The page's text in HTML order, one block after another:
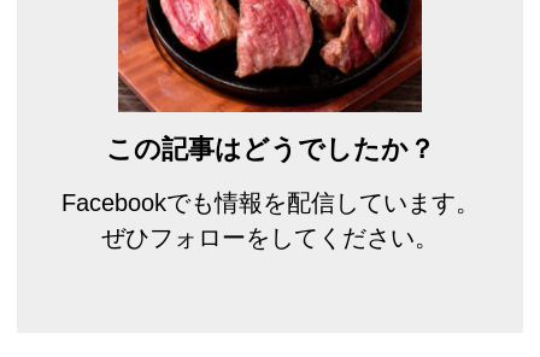
この記事はどうでしたか？
Facebookでも情報を配信しています。
ぜひフォローをしてください。